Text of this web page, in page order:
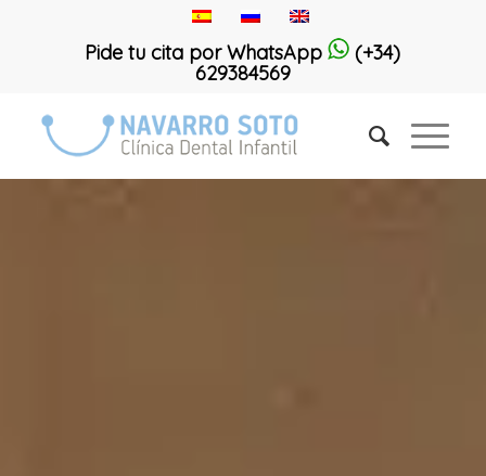
Pide tu cita por WhatsApp
(+34)
629384569